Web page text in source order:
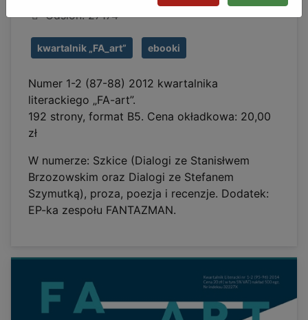
Odsłon: 27174
kwartalnik „FA_art” ebooki
Numer 1-2 (87-88) 2012 kwartalnika
literackiego „FA-art”.
192 strony, format B5. Cena okładkowa: 20,00
zł
W numerze: Szkice (Dialogi ze Stanisłwem
Brzozowskim oraz Dialogi ze Stefanem
Szymutką), proza, poezja i recenzje. Dodatek:
EP-ka zespołu FANTAZMAN.